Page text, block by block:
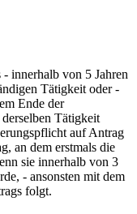
innerhalb von 5 Jahren
Tätigkeit oder -
Ende der
Tätigkeit
auf Antrag
an dem erstmals die
sie innerhalb von 3
- ansonsten mit dem
folgt.